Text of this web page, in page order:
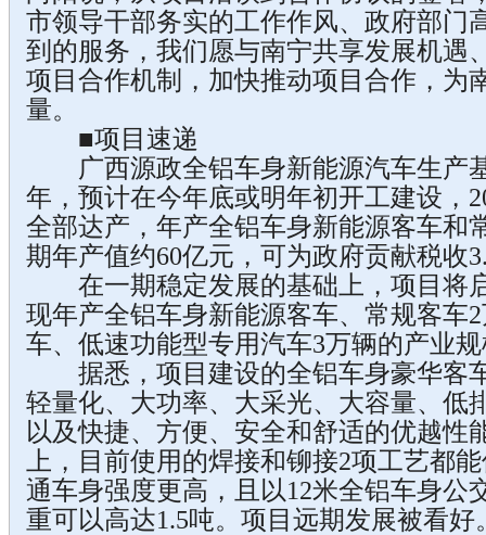
市领导干部务实的工作作风、政府部门
到的服务，我们愿与南宁共享发展机遇
项目合作机制，加快推动项目合作，为
量。
■项目速递
广西源政全铝车身新能源汽车生产
年，预计在今年底或明年初开工建设，
全部达产，年产全铝车身新能源客车和
期年产值约60亿元，可为政府贡献税收
在一期稳定发展的基础上，项目将
现年产全铝车身新能源客车、常规客车
车、低速功能型专用汽车3万辆的产业
据悉，项目建设的全铝车身豪华客
轻量化、大功率、大采光、大容量、低
以及快捷、方便、安全和舒适的优越性
上，目前使用的焊接和铆接2项工艺都
通车身强度更高，且以12米全铝车身公
重可以高达1.5吨。项目远期发展被看好